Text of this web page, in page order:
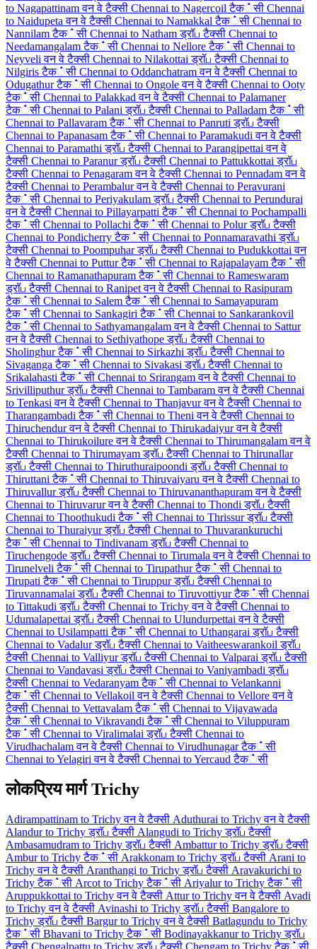
to Nagapattinam वन वे टैक्सी Chennai to Nagercoil टैक்सी Chennai
to Naidupeta वन वे टैक्सी Chennai to Namakkal टैक்सी Chennai to
Nannilam टैक்सी Chennai to Natham ड्रॉப टैक्सी Chennai to
Needamangalam टैक்सी Chennai to Nellore टैक்सी Chennai to
Neyveli वन वे टैक्सी Chennai to Nilakottai ड्रॉப टैक्सी Chennai to
Nilgiris टैक்सी Chennai to Oddanchatram वन वे टैक्सी Chennai to
Odugathur टैक்सी Chennai to Ongole वन वे टैक्सी Chennai to Ooty
टैक்सी Chennai to Palakkad वन वे टैक्सी Chennai to Palamaner
टैक்सी Chennai to Palani ड्रॉப टैक्सी Chennai to Palladam टैक்सी
Chennai to Pallavaram टैक்सी Chennai to Panruti ड्रॉப टैक्सी
Chennai to Papanasam टैक்सी Chennai to Paramakudi वन वे टैक्सी
Chennai to Paramathi ड्रॉப टैक्सी Chennai to Parangipettai वन वे
टैक्सी Chennai to Paranur ड्रॉப टैक्सी Chennai to Pattukkottai ड्रॉப
टैक्सी Chennai to Penagaram वन वे टैक्सी Chennai to Pennadam वन वे
टैक्सी Chennai to Perambalur वन वे टैक्सी Chennai to Peravurani
टैक்सी Chennai to Periyakulam ड्रॉப टैक्सी Chennai to Perundurai
वन वे टैक्सी Chennai to Pillayarpatti टैक்सी Chennai to Pochampalli
टैक்सी Chennai to Pollachi टैक்सी Chennai to Polur ड्रॉப टैक्सी
Chennai to Pondicherry टैक்सी Chennai to Ponnamaravathi ड्रॉப
टैक्सी Chennai to Poompuhar ड्रॉப टैक्सी Chennai to Pudukkottai वन
वे टैक्सी Chennai to Puttur टैक்सी Chennai to Rajapalayam टैक்सी
Chennai to Ramanathapuram टैक்सी Chennai to Rameswaram
ड्रॉப टैक्सी Chennai to Ranipet वन वे टैक्सी Chennai to Rasipuram
टैक்सी Chennai to Salem टैक்सी Chennai to Samayapuram
टैक்सी Chennai to Sankagiri टैक்सी Chennai to Sankarankovil
टैक்सी Chennai to Sathyamangalam वन वे टैक्सी Chennai to Sattur
वन वे टैक्सी Chennai to Sethiyathope ड्रॉப टैक्सी Chennai to
Sholinghur टैक்सी Chennai to Sirkazhi ड्रॉப टैक्सी Chennai to
Sivaganga टैक்सी Chennai to Sivakasi ड्रॉப टैक्सी Chennai to
Srikalahasti टैक்सी Chennai to Srirangam वन वे टैक्सी Chennai to
Srivilliputhur ड्रॉப टैक्सी Chennai to Tambaram वन वे टैक्सी Chennai
to Tenkasi वन वे टैक्सी Chennai to Thanjavur वन वे टैक्सी Chennai to
Tharangambadi टैक்सी Chennai to Theni वन वे टैक्सी Chennai to
Thiruchendur वन वे टैक्सी Chennai to Thirukadaiyur वन वे टैक्सी
Chennai to Thirukoilure वन वे टैक्सी Chennai to Thirumangalam वन वे
टैक्सी Chennai to Thirumayam ड्रॉப टैक्सी Chennai to Thirunallar
ड्रॉப टैक्सी Chennai to Thiruthuraipoondi ड्रॉப टैक्सी Chennai to
Thiruttani टैक்सी Chennai to Thiruvaiyaru वन वे टैक्सी Chennai to
Thiruvallur ड्रॉப टैक्सी Chennai to Thiruvananthapuram वन वे टैक्सी
Chennai to Thiruvarur वन वे टैक्सी Chennai to Thondi ड्रॉப टैक्सी
Chennai to Thoothukudi टैक்सी Chennai to Thrissur ड्रॉப टैक्सी
Chennai to Thuraiyur ड्रॉப टैक्सी Chennai to Thuvarankuruchi
टैक்सी Chennai to Tindivanam ड्रॉப टैक्सी Chennai to
Tiruchengode ड्रॉப टैक्सी Chennai to Tirumala वन वे टैक्सी Chennai to
Tirunelveli टैक்सी Chennai to Tirupathur टैक்सी Chennai to
Tirupati टैक்सी Chennai to Tiruppur ड्रॉப टैक्सी Chennai to
Tiruvannamalai ड्रॉப टैक्सी Chennai to Tiruvottiyur टैक்सी Chennai
to Tittakudi ड्रॉப टैक्सी Chennai to Trichy वन वे टैक्सी Chennai to
Udumalapettai ड्रॉப टैक्सी Chennai to Ulundurpettai वन वे टैक्सी
Chennai to Usilampatti टैक்सी Chennai to Uthangarai ड्रॉப टैक्सी
Chennai to Vadalur ड्रॉப टैक्सी Chennai to Vaitheeswarankoil ड्रॉப
टैक्सी Chennai to Valliyur ड्रॉப टैक्सी Chennai to Valparai ड्रॉப टैक्सी
Chennai to Vandavasi ड्रॉப टैक्सी Chennai to Vaniyambadi ड्रॉப
टैक्सी Chennai to Vedaranyam टैक்सी Chennai to Velankanni
टैक்सी Chennai to Vellakoil वन वे टैक्सी Chennai to Vellore वन वे
टैक्सी Chennai to Vettavalam टैक்सी Chennai to Vijayawada
टैक்सी Chennai to Vikravandi टैक்सी Chennai to Viluppuram
टैक்सी Chennai to Viralimalai ड्रॉப टैक्सी Chennai to
Virudhachalam वन वे टैक्सी Chennai to Virudhunagar टैक்सी
Chennai to Yelagiri वन वे टैक्सी Chennai to Yercaud टैक்सी
लोकप्रिय मार्ग Trichy
Adirampattinam to Trichy वन वे टैक्सी Aduthurai to Trichy वन वे टैक्सी
Alandur to Trichy ड्रॉப टैक्सी Alangudi to Trichy ड्रॉப टैक्सी
Ambasamudram to Trichy ड्रॉப टैक्सी Ambattur to Trichy ड्रॉப टैक्सी
Ambur to Trichy टैक்सी Arakkonam to Trichy ड्रॉப टैक्सी Arani to
Trichy वन वे टैक्सी Aranthangi to Trichy ड्रॉப टैक्सी Aravakurichi to
Trichy टैक்सी Arcot to Trichy टैक்सी Ariyalur to Trichy टैक்सी
Aruppukkottai to Trichy वन वे टैक्सी Attur to Trichy वन वे टैक्सी Avadi
to Trichy वन वे टैक्सी Avinashi to Trichy ड्रॉப टैक्सी Bangalore to
Trichy ड्रॉப टैक्सी Bargur to Trichy वन वे टैक्सी Batlagundu to Trichy
टैक்सी Bhavani to Trichy टैक்सी Bodinayakkanur to Trichy ड्रॉப
टैक्सी Chengalpattu to Trichy ड्रॉப टैक्सी Chengam to Trichy टैक்सी